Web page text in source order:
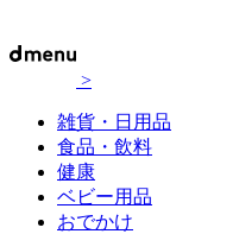
>
雑貨・日用品
食品・飲料
健康
ベビー用品
おでかけ